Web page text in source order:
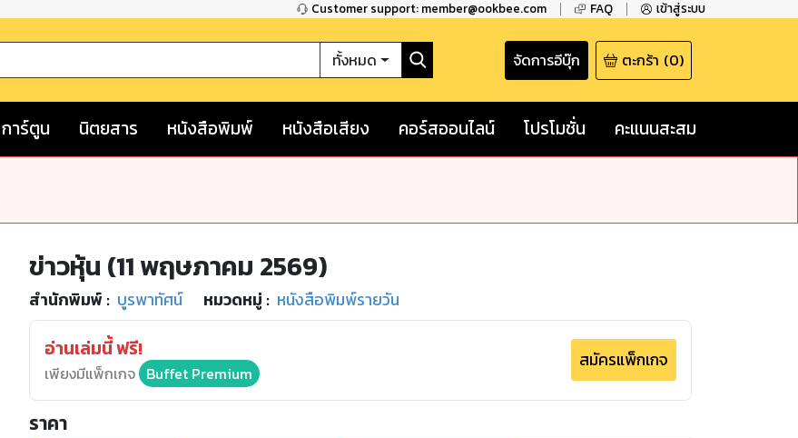
Customer support: member@ookbee.com FAQ เข้าสู่ระบบ
ทั้งหมด จัดการอีบุ๊ก ตะกร้า (0)
การ์ตูน นิตยสาร หนังสือพิมพ์ หนังสือเสียง คอร์สออนไลน์ โปรโมชั่น คะแนนสะสม
ข่าวหุ้น (11 พฤษภาคม 2569)
สำนักพิมพ์ : บูรพาทัศน์ หมวดหมู่ : หนังสือพิมพ์รายวัน
อ่านเล่มนี้ ฟรี!
เพียงมีแพ็กเกจ Buffet Premium
สมัครแพ็กเกจ
ราคา